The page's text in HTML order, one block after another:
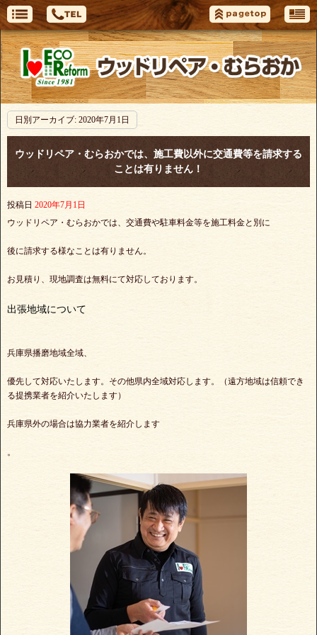
日別アーカイブ: 2020年7月1日
ウッドリペア・むらおかでは、施工費以外に交通費等を請求する
ことは有りません！
投稿日 2020年7月1日
ウッドリペア・むらおかでは、交通費や駐車料金等を施工料金と別に
後に請求する様なことは有りません。
お見積り、現地調査は無料にて対応しております。
出張地域について
兵庫県播磨地域全域、
優先して対応いたします。その他県内全域対応します。（遠方地域は信頼でき
る提携業者を紹介いたします）
兵庫県外の場合は協力業者を紹介します
。